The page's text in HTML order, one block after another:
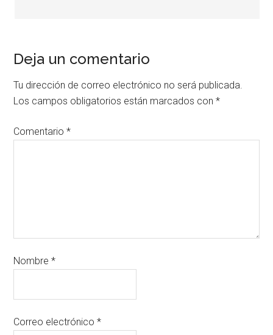
Deja un comentario
Tu dirección de correo electrónico no será publicada.
Los campos obligatorios están marcados con*
Comentario*
Nombre*
Correo electrónico*